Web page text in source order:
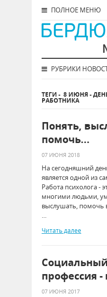
ПОЛНОЕ МЕНЮ
РУБРИКИ
ТЕГИ - 8 ИЮНЯ -
РАБОТНИКА
Понять,
помочь...
07 ИЮНЯ 2018
На сегодняшний
является одной из
Работа психолога -
многими людьми,
выслушать, помочь
…
Читать далее
профессия
07 ИЮНЯ 2017